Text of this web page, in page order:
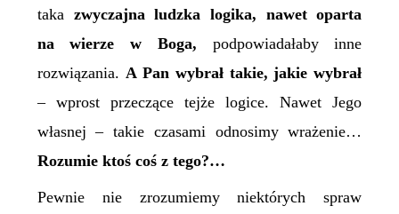
taka zwyczajna ludzka logika, nawet oparta
na wierze w Boga, podpowiadałaby inne
rozwiązania. A Pan wybrał takie, jakie wybrał
– wprost przeczące tejże logice. Nawet Jego
własnej – takie czasami odnosimy wrażenie…
Rozumie ktoś coś z tego?…
Pewnie nie zrozumiemy niektórych spraw